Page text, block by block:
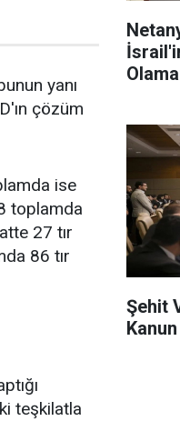
yanı
çözüm
ise
toplamda
27 tır
86 tır
teşkilatla
Şehit